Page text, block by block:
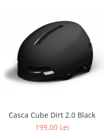
Casca Cube Dirt 2.0 Black
199,00 Lei